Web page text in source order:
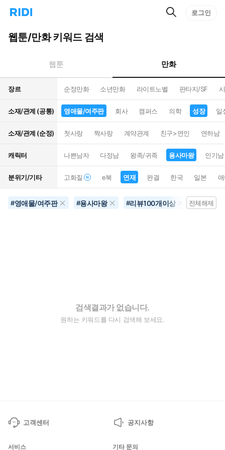
리
홈
으
턴
트
검
로그인
웹툰/만화 키워드 검색
웹툰 만화
장르 순정만화 소년만화 라이트노벨 판타지/SF
소재/관계 (공통) 영애물/여주판 회사 캠퍼스 의학 성장 일
소재/관계 (순정) 첫사랑 짝사랑 계약관계 친구>연인 연하남
캐릭터 나쁜남자 다정남 왕족/귀족 용사마왕 인기남
분위기/기타 고화질 e북 연재 완결 한국 일본
#영애물/여주판 #용사마왕 #리뷰100개이상 #삼각로
전체해제
검색결과가 없습니다.
원하는 키워드를 다시 검색해 보세요.
고객센터 공지사항
서비스 기타 문의